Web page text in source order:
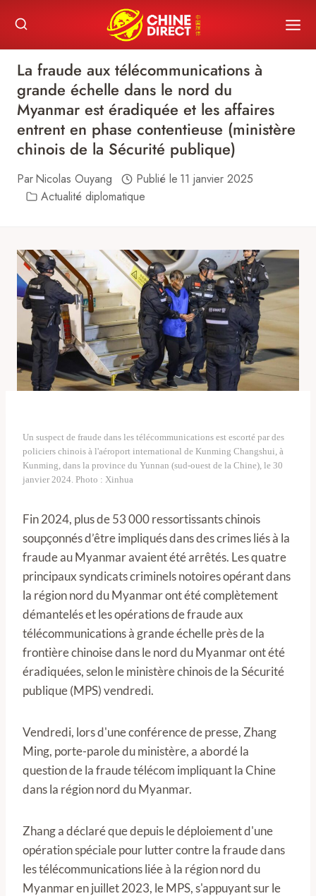
content
La fraude aux télécommunications à
grande échelle dans le nord du
Myanmar est éradiquée et les affaires
entrent en phase contentieuse (ministère
chinois de la Sécurité publique)
ParNicolas Ouyang Publié le 11 janvier 2025
Actualité diplomatique
Un suspect de fraude dans les télécommunications est escorté par des
policiers chinois à l'aéroport international de Kunming Changshui, à
Kunming, dans la province du Yunnan (sud-ouest de la Chine), le 30
janvier 2024. Photo : Xinhua
Fin 2024, plus de 53 000 ressortissants chinois
soupçonnés d’être impliqués dans des crimes liés à la
fraude au Myanmar avaient été arrêtés. Les quatre
principaux syndicats criminels notoires opérant dans
la région nord du Myanmar ont été complètement
démantelés et les opérations de fraude aux
télécommunications à grande échelle près de la
frontière chinoise dans le nord du Myanmar ont été
éradiquées, selon le ministère chinois de la Sécurité
publique (MPS) vendredi.
Vendredi, lors d'une conférence de presse, Zhang
Ming, porte-parole du ministère, a abordé la
question de la fraude télécom impliquant la Chine
dans la région nord du Myanmar.
Zhang a déclaré que depuis le déploiement d'une
opération spéciale pour lutter contre la fraude dans
les télécommunications liée à la région nord du
Myanmar en juillet 2023, le MPS, s'appuyant sur le